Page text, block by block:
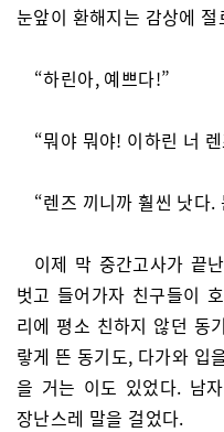
눈앞이 환해지는 감상에
“하린아, 예쁘다!”
“뭐야 뭐야! 이하린 너
“렌즈 끼니까 훨씬 낫다.
이제 막 중간고사가 끝
벗고 들어가자 친구들이
리에 평소 친하지 않던 동
랗게 뜬 동기도, 다가와 입
을 거는 이도 있었다. 남
장난스레 말을 걸었다.